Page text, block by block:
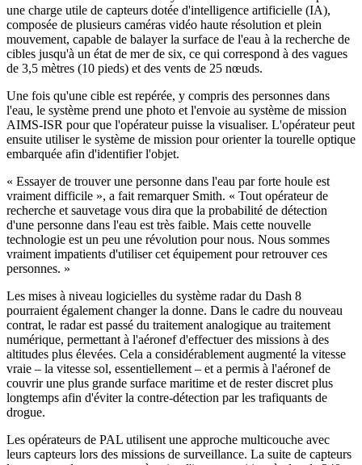
une charge utile de capteurs dotée d'intelligence artificielle (IA),
composée de plusieurs caméras vidéo haute résolution et plein
mouvement, capable de balayer la surface de l'eau à la recherche de
cibles jusqu'à un état de mer de six, ce qui correspond à des vagues
de 3,5 mètres (10 pieds) et des vents de 25 nœuds.
Une fois qu'une cible est repérée, y compris des personnes dans
l'eau, le système prend une photo et l'envoie au système de mission
AIMS-ISR pour que l'opérateur puisse la visualiser. L'opérateur peut
ensuite utiliser le système de mission pour orienter la tourelle optique
embarquée afin d'identifier l'objet.
« Essayer de trouver une personne dans l'eau par forte houle est
vraiment difficile », a fait remarquer Smith. « Tout opérateur de
recherche et sauvetage vous dira que la probabilité de détection
d'une personne dans l'eau est très faible. Mais cette nouvelle
technologie est un peu une révolution pour nous. Nous sommes
vraiment impatients d'utiliser cet équipement pour retrouver ces
personnes. »
Les mises à niveau logicielles du système radar du Dash 8
pourraient également changer la donne. Dans le cadre du nouveau
contrat, le radar est passé du traitement analogique au traitement
numérique, permettant à l'aéronef d'effectuer des missions à des
altitudes plus élevées. Cela a considérablement augmenté la vitesse
vraie – la vitesse sol, essentiellement – et a permis à l'aéronef de
couvrir une plus grande surface maritime et de rester discret plus
longtemps afin d'éviter la contre-détection par les trafiquants de
drogue.
Les opérateurs de PAL utilisent une approche multicouche avec
leurs capteurs lors des missions de surveillance. La suite de capteurs